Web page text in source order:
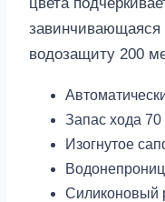
завинчивающаяся
водозащиту 200
Запас хода 70
Изогнутое
Силиконовый